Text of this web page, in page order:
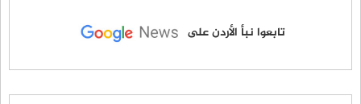
تابعوا نبأ الأردن على